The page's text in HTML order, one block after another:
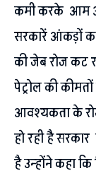
कमी करके आम
सरकारें आंकड़ों
की जेब रोज कट
पेट्रोल की
आवश्यकता के
हो रही है
है उन्होंने कहा